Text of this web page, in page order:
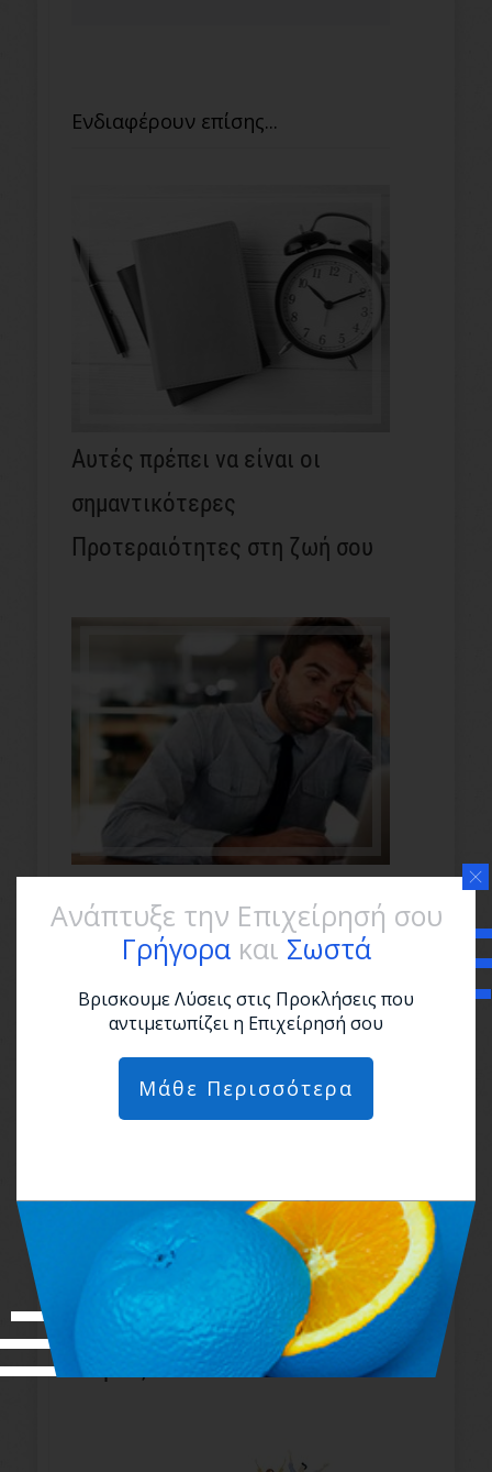
Ενδιαφέρουν επίσης...
Αυτές πρέπει να είναι οι
σημαντικότερες
Προτεραιότητες στη ζωή σου
Κίνητρο: Ποιες είναι οι αιτίες
Πώς να είσαι Διαφορετικός
όταν όλοι Προσπαθούν να
Ταιριάζουν στο Σύνολο
Ανάπτυξε την Επιχείρησή σου
Γρήγορα και Σωστά
Βρισκουμε Λύσεις στις Προκλήσεις που
αντιμετωπίζει η Επιχείρησή σου
Μάθε Περισσότερα